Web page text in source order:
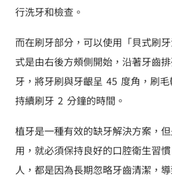
行洗牙和檢查。
而在刷牙部分，可以使用「貝式刷
式是由右後方頰側開始，沿著牙齒
牙，將牙刷與牙齦呈 45 度角，刷
持續刷牙 2 分鐘的時間。
植牙是一種有效的缺牙解決方案，
用，就必須保持良好的口腔衛生習
人，都是因為長期忽略牙齒清潔，